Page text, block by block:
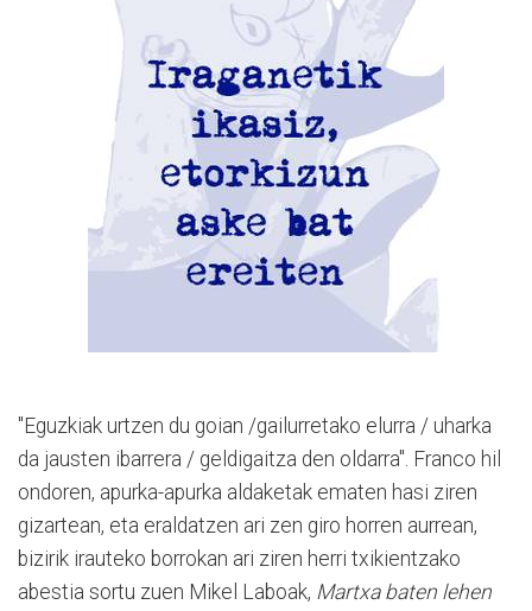
"Eguzkiak urtzen du goian /gailurretako elurra / uharka
da jausten ibarrera / geldigaitza den oldarra". Franco hil
ondoren, apurka-apurka aldaketak ematen hasi ziren
gizartean, eta eraldatzen ari zen giro horren aurrean,
bizirik irauteko borrokan ari ziren herri txikientzako
abestia sortu zuen Mikel Laboak, Martxa baten lehen